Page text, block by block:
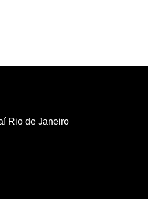
Rio de Janeiro